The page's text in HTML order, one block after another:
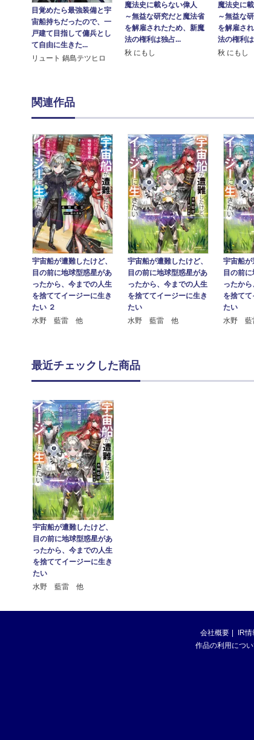
目覚めたら最強装備と宇
宙船持ちだったので、一
戸建て目指して傭兵とし
て自由に生きた...
リュート 鍋島テツヒロ
魔法史に載らない偉人
～無益な研究だと魔法省
を解雇されたため、新魔
法の権利は独占...
秋 にもし
魔法史に
～無益な
を解雇さ
法の権利
秋 にもし
関連作品
宇宙船が遭難したけど、
目の前に地球型惑星があ
ったから、今までの人生
を捨ててイージーに生き
たい ２
水野 藍雷 他
宇宙船が遭難したけど、
目の前に地球型惑星があ
ったから、今までの人生
を捨ててイージーに生き
たい
水野 藍雷 他
宇宙船が
目の前
ったか
を捨てて
たい
水野
最近チェックした商品
宇宙船が遭難したけど、
目の前に地球型惑星があ
ったから、今までの人生
を捨ててイージーに生き
たい
水野 藍雷 他
会社概要 IR情
作品の利用につ